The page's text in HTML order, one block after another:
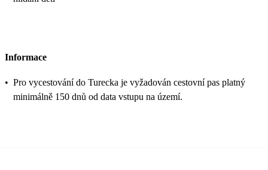
Informace
• Pro vycestování do Turecka je vyžadován cestovní pas platný
minimálně 150 dnů od data vstupu na území.